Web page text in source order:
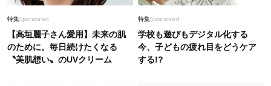
特集Sponsored
【高垣麗子さん愛用】未来の肌
のために。毎日続けたくなる
〝美肌想い〟のUVクリーム
特集Sponsored
学校も遊びもデジタル化する
今、子どもの疲れ目をどうケア
する!?